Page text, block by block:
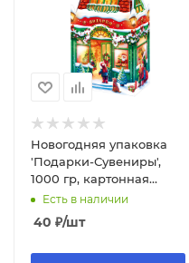
Новогодняя упаковка
'Подарки-Сувениры',
1000 гр, картонная
подарочная коробка,
15010672
Есть в наличии
40 ₽/шт